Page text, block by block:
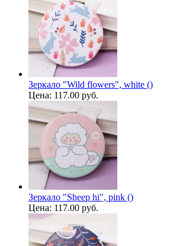
Зеркало "Wild flowers", white ()
Цена: 117.00 руб.
Зеркало "Sheep hi", pink ()
Цена: 117.00 руб.